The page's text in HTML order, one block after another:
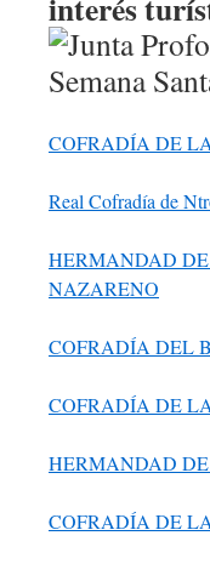
COFRADÍA DE
Real Cofradía de
HERMANDAD
NAZARENO
COFRADÍA DEL
COFRADÍA DE
HERMANDAD
COFRADÍA DE